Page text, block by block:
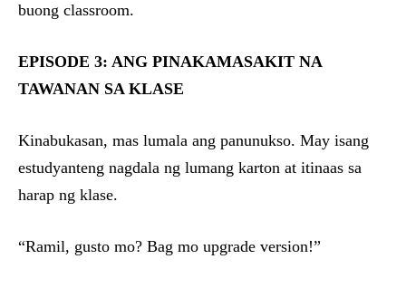
buong classroom.
EPISODE 3: ANG PINAKAMASAKIT NA
TAWANAN SA KLASE
Kinabukasan, mas lumala ang panunukso. May isang
estudyanteng nagdala ng lumang karton at itinaas sa
harap ng klase.
“Ramil, gusto mo? Bag mo upgrade version!”